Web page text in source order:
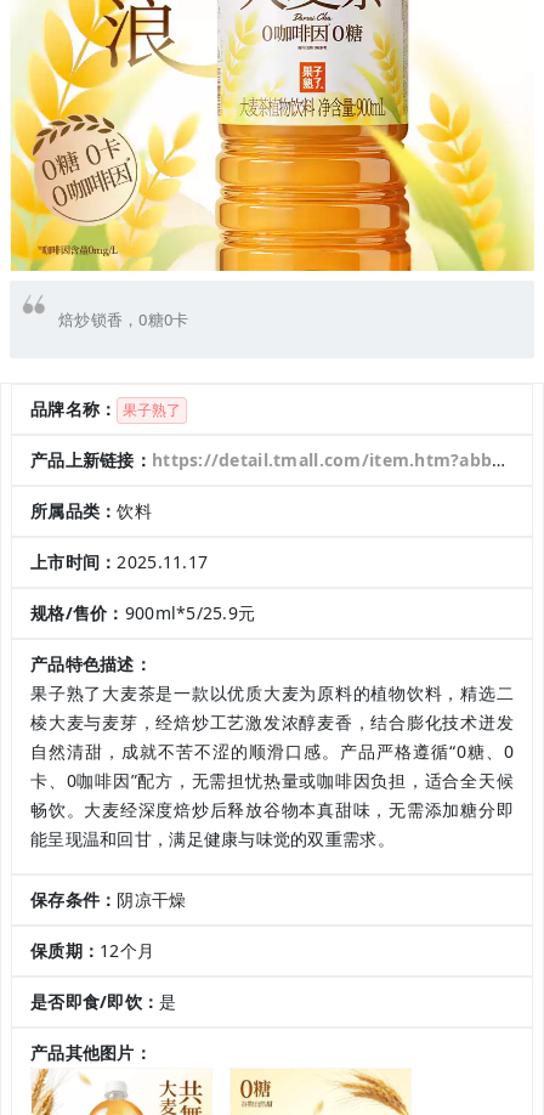
焙炒锁香，0糖0卡
品牌名称： 果子熟了
产品上新链接： https://detail.tmall.com/item.htm?abbucket=8&id=971892366825&mi_id=00006iIViwQc6v6gesCwFqRcTopp8o8fkKroe3tBlOISMmo&ns=1&priceTId=213e00d417636182037548011e182d&skuId=5922580188015&spm=a21n57.1.hoverItem.2&utparam=%7B%22aplus_abtest%22%3A%223772544c02a117bb8c463c8c1c8cc488%22%7D&xxc=taobaoSearch
所属品类：饮料
上市时间： 2025.11.17
规格/售价： 900ml*5/25.9元
产品特色描述：
果子熟了大麦茶是一款以优质大麦为原料的植物饮料，精选二
棱大麦与麦芽，经焙炒工艺激发浓醇麦香，结合膨化技术迸发
自然清甜，成就不苦不涩的顺滑口感。产品严格遵循“0糖、0
卡、0咖啡因”配方，无需担忧热量或咖啡因负担，适合全天候
畅饮。大麦经深度焙炒后释放谷物本真甜味，无需添加糖分即
能呈现温和回甘，满足健康与味觉的双重需求。
保存条件： 阴凉干燥
保质期： 12个月
是否即食/即饮：是
产品其他图片：